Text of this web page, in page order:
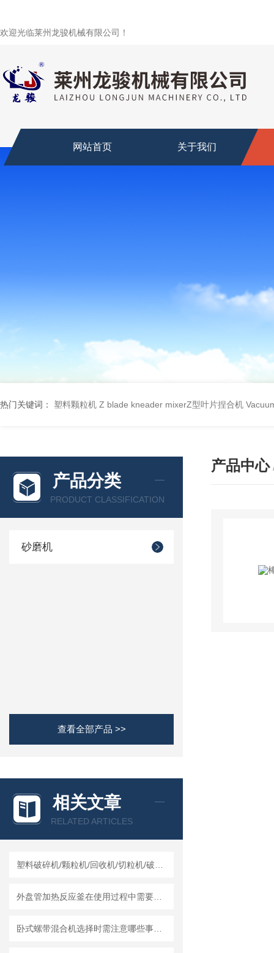
欢迎光临莱州龙骏机械有限公司！
网站首页 关于我们
热门关键词： 塑料颗粒机 Z blade kneader mixerZ型叶片捏合机
产品分类
PRODUCT CLASSIFICATION
砂磨机
查看全部产品 >>
相关文章
RELATED ARTICLES
产品中心